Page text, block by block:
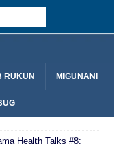
RUKUN MIGUNANI
Health Talks #8: